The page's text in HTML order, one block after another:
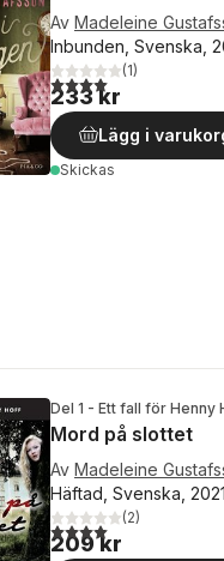
Av Madeleine
Inbunden, Svenska,
4,0utav 5 stjärnor.
(1)
233 kr
Lägg i
Skickas
Del 1 - Ett fall för Henny
Mord på slottet
Av Madeleine
Häftad, Svenska, 2021
4,0utav 5 stjärnor.
(2)
209 kr